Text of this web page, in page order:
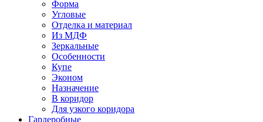
Форма
Угловые
Отделка и материал
Из МДФ
Зеркальные
Особенности
Купе
Эконом
Назначение
В коридор
Для узкого коридора
Гардеробные